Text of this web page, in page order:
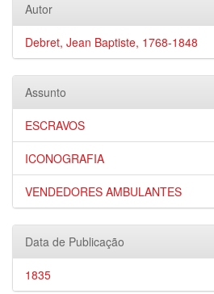
Autor
Debret, Jean Baptiste, 1768-1848
Assunto
ESCRAVOS
ICONOGRAFIA
VENDEDORES AMBULANTES
Data de Publicação
1835